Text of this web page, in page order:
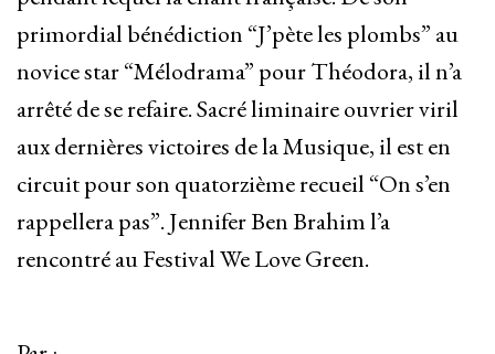
primordial bénédiction “J’pète les plombs” au
novice star “Mélodrama” pour Théodora, il n’a
arrêté de se refaire. Sacré liminaire ouvrier viril
aux dernières victoires de la Musique, il est en
circuit pour son quatorzième recueil “On s’en
rappellera pas”. Jennifer Ben Brahim l’a
rencontré au Festival We Love Green.